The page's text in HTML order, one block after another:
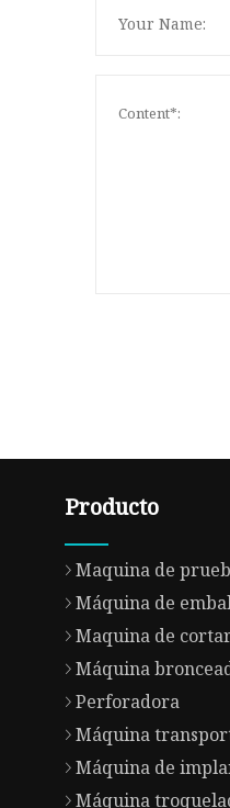
Producto
Maquina de
Máquina de
Maquina de
Máquina
Perforadora
Máquina
Máquina de
Máquina